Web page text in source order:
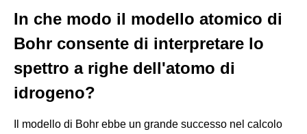
In che modo il modello atomico di
Bohr consente di interpretare lo
spettro a righe dell'atomo di
idrogeno?
Il modello di Bohr ebbe un grande successo nel calcolo